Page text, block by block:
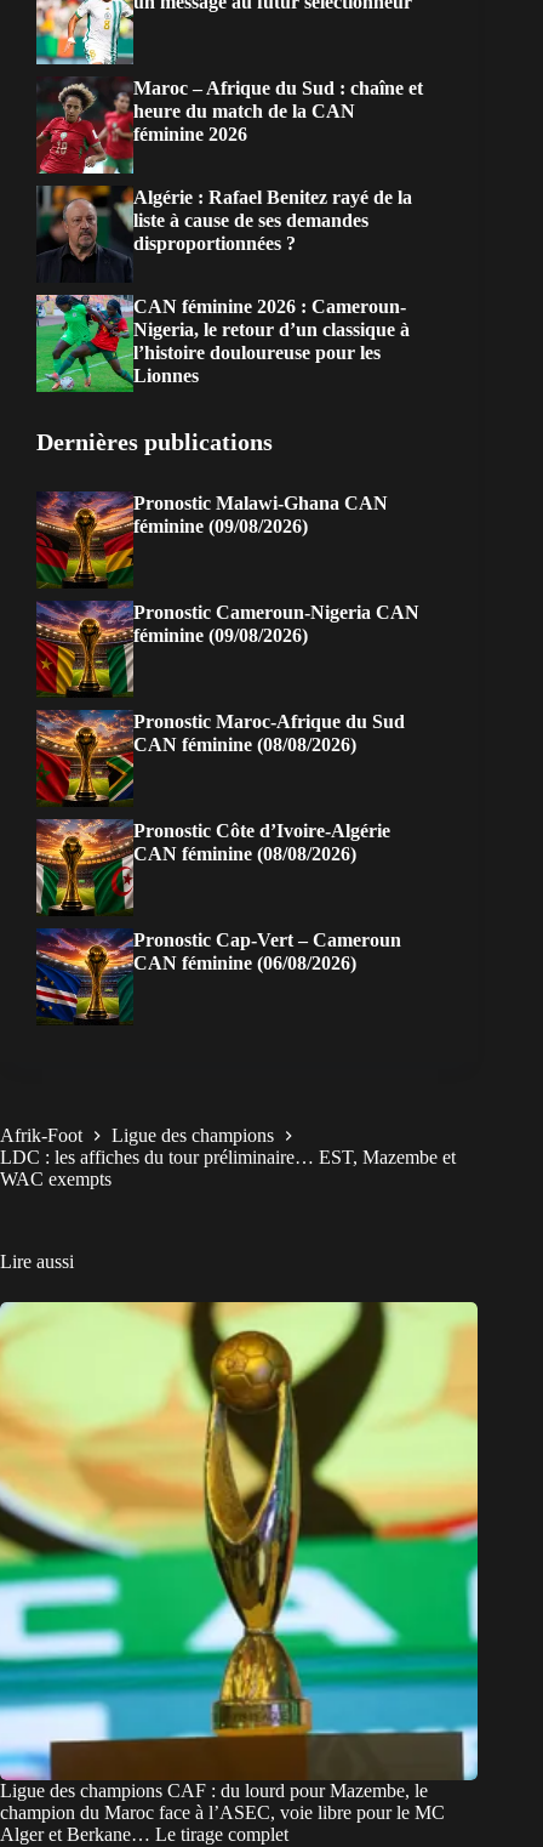
Maroc – Afrique du Sud : chaîne et
heure du match de la CAN
féminine 2026
Algérie : Rafael Benitez rayé de la
liste à cause de ses demandes
disproportionnées ?
CAN féminine 2026 : Cameroun-
Nigeria, le retour d’un classique à
l’histoire douloureuse pour les
Lionnes
Dernières publications
Pronostic Malawi-Ghana CAN
féminine (09/08/2026)
Pronostic Cameroun-Nigeria CAN
féminine (09/08/2026)
Pronostic Maroc-Afrique du Sud
CAN féminine (08/08/2026)
Pronostic Côte d’Ivoire-Algérie
CAN féminine (08/08/2026)
Pronostic Cap-Vert – Cameroun
CAN féminine (06/08/2026)
Afrik-Foot
Ligue des champions
LDC : les affiches du tour préliminaire… EST, Mazembe et
WAC exempts
Lire aussi
Ligue des champions CAF : du lourd pour Mazembe, le
champion du Maroc face à l’ASEC, voie libre pour le MC
Alger et Berkane… Le tirage complet